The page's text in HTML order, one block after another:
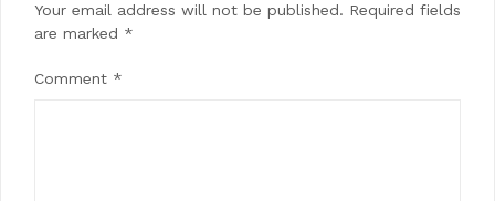
Your email address will not be published. Required fields
are marked *
Comment *